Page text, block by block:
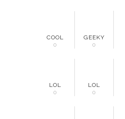
COOL
0
GEEKY
0
LOL
0
LOL
0